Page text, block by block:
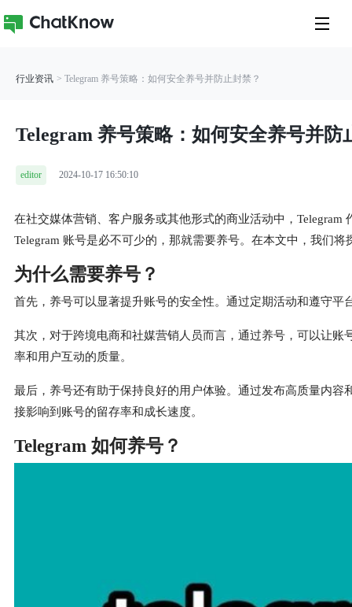
行业资讯 > Telegram 养号策略：如何安全养号并防止封禁？
Telegram 养号策略：如何安全养号并防
editor 2024-10-17 16:50:10
在社交媒体营销、客户服务或其他形式的商业活动中，
Telegram 账号是必不可少的，那就需要养号。在本文中，我们
为什么需要养号？
首先，养号可以显著提升账号的安全性。通过定期活动和遵守
其次，对于跨境电商和社媒营销人员而言，通过养号，可以让
率和用户互动的质量。
最后，养号还有助于保持良好的用户体验。通过发布高质量内
接影响到账号的留存率和成长速度。
Telegram 如何养号？